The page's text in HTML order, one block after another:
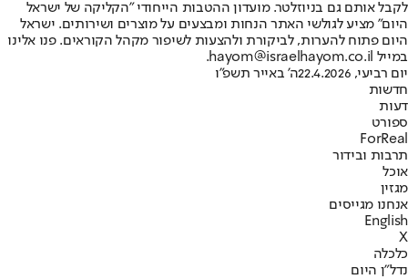
לקבל אותם גם בניוזלטר. מועדון ההטבות הייחודי "הקליקה של ישראל
היום" מציע לגולשי האתר הנחות ומבצעים על מוצרים ושירותים. ישראל
היום פתוח להערות, לביקורת ולהצעות לשיפור מקהל הקוראים. פנו אלינו
במייל hayom@israelhayom.co.il.
יום רביעי, 22.4.2026
ה' באייר תשפ"ו
חדשות
דעות
ספורט
ForReal
תרבות ובידור
אוכל
מגזין
אנחנו מגייסים
English
X
כלכלה
נדל"ן היום